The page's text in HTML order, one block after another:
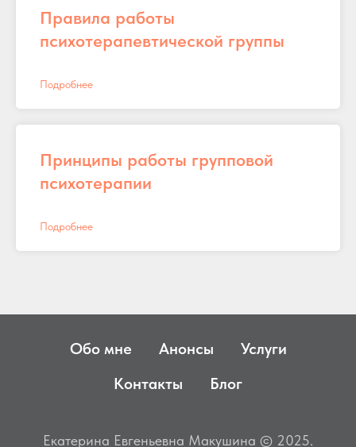
Правила работы
психотерапевтической группы
Подробнее
Принципы работы групповой
психотерапии
Подробнее
Обо мне Анонсы
Услуги
Контакты
Блог
Екатерина Евгеньевна Макушина © 2025.